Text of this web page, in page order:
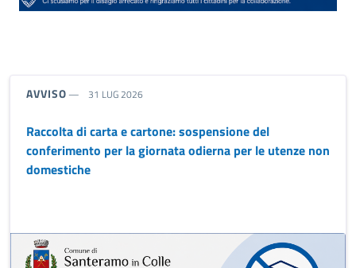
TIPO NOTIZIA:
AVVISO 31 LUG 2026
Raccolta di carta e cartone: sospensione del
conferimento per la giornata odierna per le utenze non
domestiche